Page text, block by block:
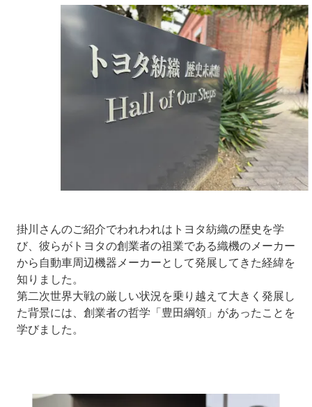
掛川さんのご紹介でわれわれはトヨタ紡織の歴史を学
び、彼らがトヨタの創業者の祖業である織機のメーカー
から自動車周辺機器メーカーとして発展してきた経緯を
知りました。
第二次世界大戦の厳しい状況を乗り越えて大きく発展し
た背景には、創業者の哲学「豊田綱領」があったことを
学びました。